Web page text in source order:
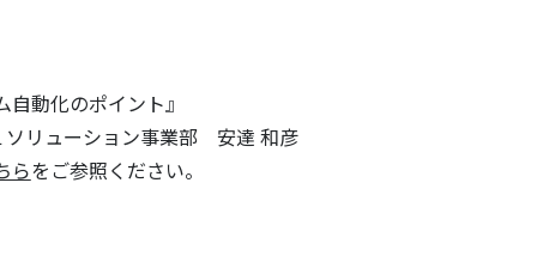
動化のポイント』
ューション事業部 安達 和彦
らをご参照ください。